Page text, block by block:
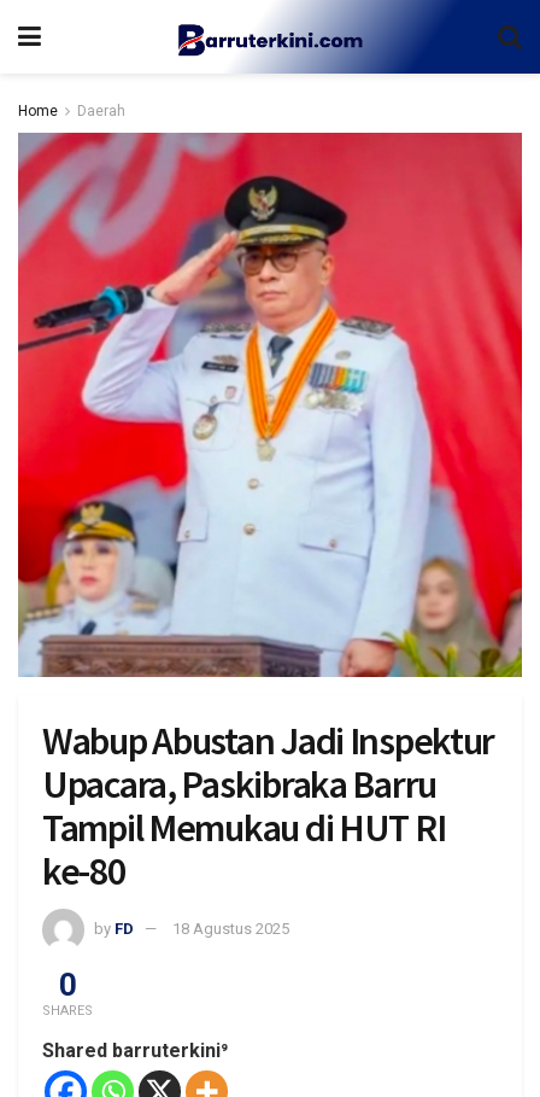
Home Daerah
Wabup Abustan Jadi Inspektur
Upacara, Paskibraka Barru
Tampil Memukau di HUT RI
ke-80
by FD 18 Agustus 2025
0
SHARES
Shared barruterkini⁹